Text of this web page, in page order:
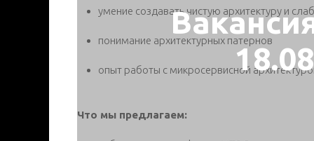
умение создавать чистую архитектуру и
понимание архитектурных патернов
опыт работы с микросервисной
Что мы предлагаем: